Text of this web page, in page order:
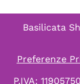
Basilicata
Preferenze
P.IVA: